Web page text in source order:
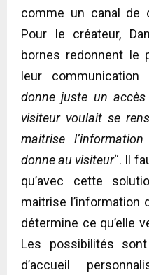
comme un canal de
Pour le créateur,
bornes redonnent le
leur
donne juste un
visiteur voulait se
maitrise
donne au visiteur“. Il
qu’avec cette
maitrise l’information
détermine ce qu’elle
Les possibilités
d’accueil